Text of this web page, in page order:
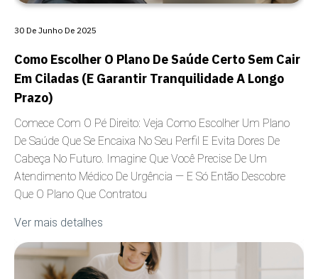
Como Escolher O Plano De Saúde Certo Sem Cair
Em Ciladas (e Garantir Tranquilidade A Longo
Prazo)
Comece Com O Pé Direito: Veja Como Escolher Um Plano
De Saúde Que Se Encaixa No Seu Perfil E Evita Dores De
Cabeça No Futuro. Imagine Que Você Precise De Um
Atendimento Médico De Urgência — E Só Então Descobre
Que O Plano Que Contratou
Ver mais detalhes
30 De Junho De 2025